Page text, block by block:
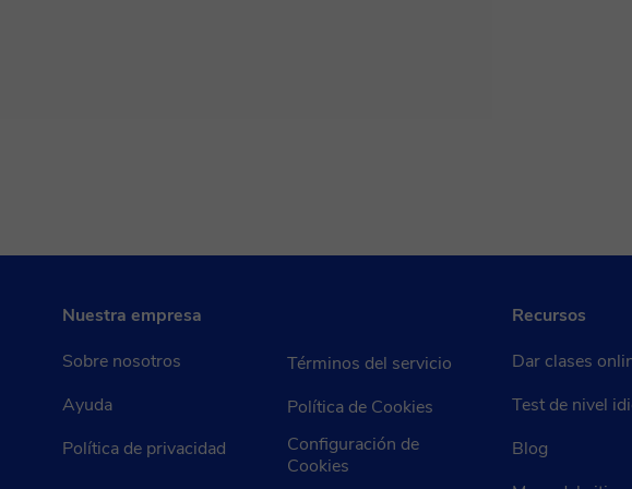
Nuestra empresa
Sobre nosotros
Ayuda
Política de privacidad
Términos del servicio
Política de Cookies
Configuración de
Cookies
Recursos
Dar clases
Test de nivel
Blog